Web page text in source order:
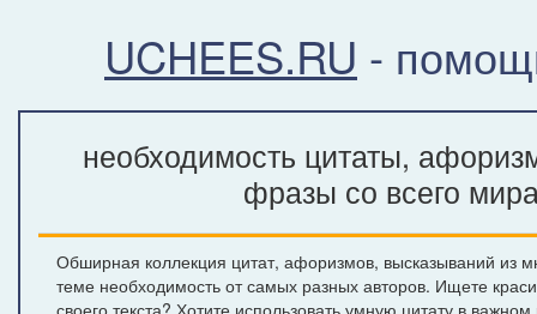
UCHEES.RU -
необходимость цитаты,
фразы со всего
Обширная коллекция цитат, афоризмов, высказываний из
теме необходимость от самых разных авторов. Ищете
своего текста? Хотите использовать умную цитату в